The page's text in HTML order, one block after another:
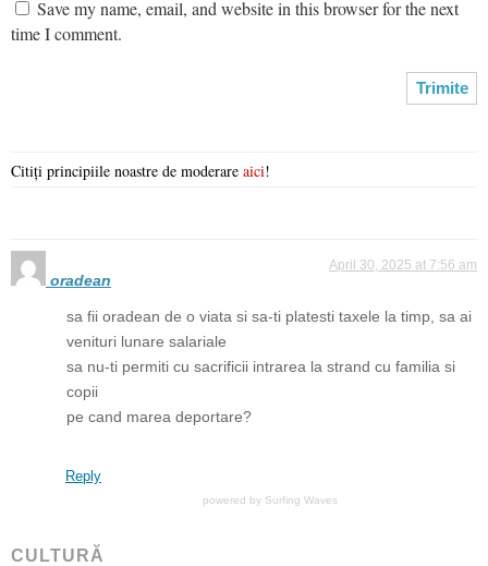
Save my name, email, and website in this browser for the next
time I comment.
Citiți principiile noastre de moderare aici!
oradean
April 30, 2025 at 7:56 am
sa fii oradean de o viata si sa-ti platesti taxele la timp, sa ai
venituri lunare salariale
sa nu-ti permiti cu sacrificii intrarea la strand cu familia si
copii
pe cand marea deportare?
Reply
powered by Surfing Waves
CULTURĂ